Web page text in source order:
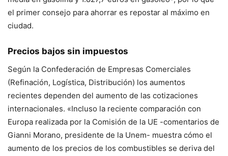
el primer consejo para ahorrar es repostar al máximo en
ciudad.
Precios bajos sin impuestos
Según la Confederación de Empresas Comerciales
(Refinación, Logística, Distribución) los aumentos
recientes dependen del aumento de las cotizaciones
internacionales. «Incluso la reciente comparación con
Europa realizada por la Comisión de la UE -comentarios de
Gianni Morano, presidente de la Unem- muestra cómo el
aumento de los precios de los combustibles se deriva del